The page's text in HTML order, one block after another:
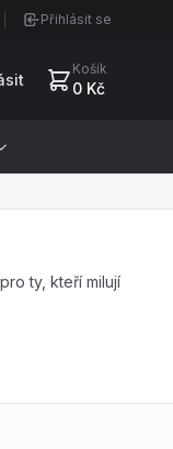
Přihlásit se
Košík
0 Kč
ty, kteří milují